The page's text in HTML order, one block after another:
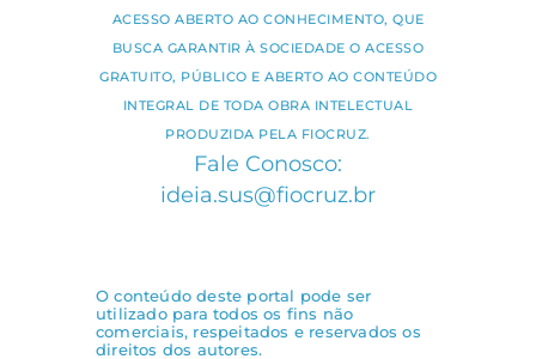
ACESSO ABERTO AO CONHECIMENTO, QUE
BUSCA GARANTIR À SOCIEDADE O ACESSO
GRATUITO, PÚBLICO E ABERTO AO CONTEÚDO
INTEGRAL DE TODA OBRA INTELECTUAL
PRODUZIDA PELA FIOCRUZ.
Fale Conosco:
ideia.sus@fiocruz.br
O conteúdo deste portal pode ser
utilizado para todos os fins não
comerciais, respeitados e reservados os
direitos dos autores.